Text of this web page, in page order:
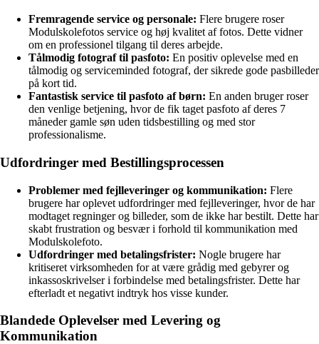
Fremragende service og personale: Flere brugere roser
Modulskolefotos service og høj kvalitet af fotos. Dette vidner
om en professionel tilgang til deres arbejde.
Tålmodig fotograf til pasfoto: En positiv oplevelse med en
tålmodig og serviceminded fotograf, der sikrede gode pasbilleder
på kort tid.
Fantastisk service til pasfoto af børn: En anden bruger roser
den venlige betjening, hvor de fik taget pasfoto af deres 7
måneder gamle søn uden tidsbestilling og med stor
professionalisme.
Udfordringer med Bestillingsprocessen
Problemer med fejlleveringer og kommunikation: Flere
brugere har oplevet udfordringer med fejlleveringer, hvor de har
modtaget regninger og billeder, som de ikke har bestilt. Dette har
skabt frustration og besvær i forhold til kommunikation med
Modulskolefoto.
Udfordringer med betalingsfrister: Nogle brugere har
kritiseret virksomheden for at være grådig med gebyrer og
inkassoskrivelser i forbindelse med betalingsfrister. Dette har
efterladt et negativt indtryk hos visse kunder.
Blandede Oplevelser med Levering og
Kommunikation